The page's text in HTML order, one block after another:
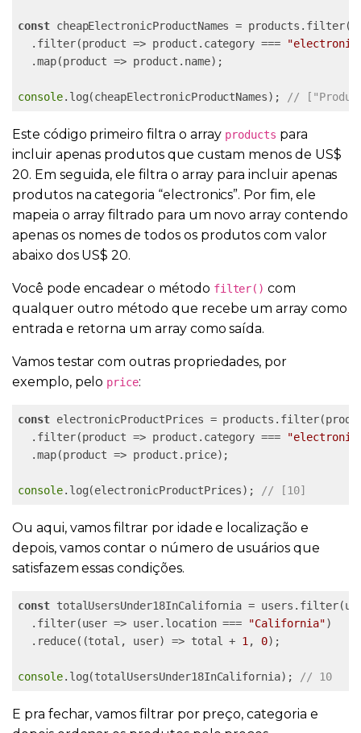
const cheapElectronicProductNames =
  .filter(product => product.category ===
  .map(product => product.name);
console.log(cheapElectronicProductNames); //
Este código primeiro filtra o array products para
incluir apenas produtos que custam menos de US$
20. Em seguida, ele filtra o array para incluir apenas
produtos na categoria “electronics”. Por fim, ele
mapeia o array filtrado para um novo array contendo
apenas os nomes de todos os produtos com valor
abaixo dos US$ 20.
Você pode encadear o método filter() com
qualquer outro método que recebe um array como
entrada e retorna um array como saída.
Vamos testar com outras propriedades, por
exemplo, pelo price:
const electronicProductPrices =
  .filter(product => product.category ===
  .map(product => product.price);
console.log(electronicProductPrices); // [10]
Ou aqui, vamos filtrar por idade e localização e
depois, vamos contar o número de usuários que
satisfazem essas condições.
const totalUsersUnder18InCalifornia =
  .filter(user => user.location ===
"California")
  .reduce((total, user) => total +
1 , 0);
console.log(totalUsersUnder18InCalifornia); // 10
E pra fechar, vamos filtrar por preço, categoria e